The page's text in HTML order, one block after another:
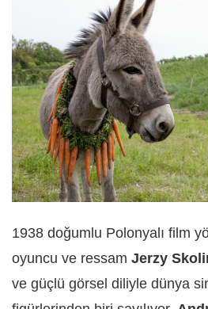
1938 doğumlu Polonyalı film
oyuncu ve ressam Jerzy
ve güçlü görsel diliyle dünya